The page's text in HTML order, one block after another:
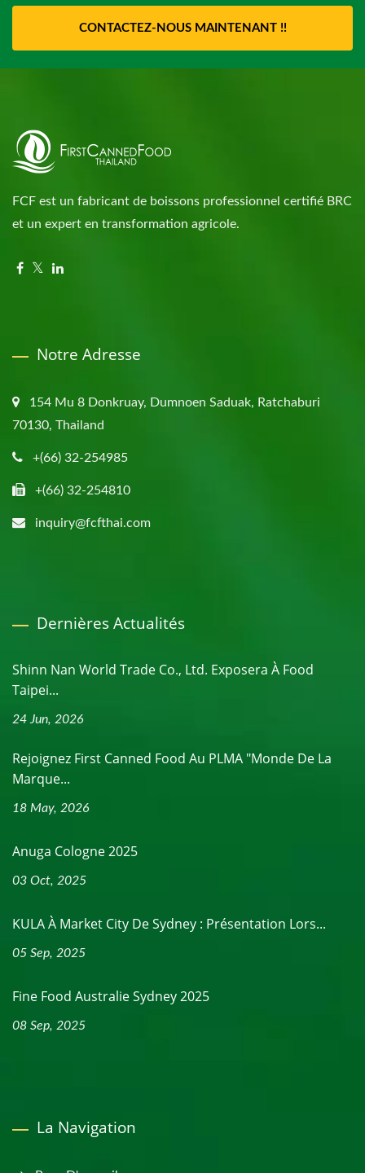
CONTACTEZ-NOUS MAINTENANT !!
FCF est un fabricant de boissons professionnel certifié BRC
et un expert en transformation agricole.
Notre Adresse
154 Mu 8 Donkruay, Dumnoen Saduak, Ratchaburi
70130, Thailand
+(66) 32-254985
+(66) 32-254810
inquiry@fcfthai.com
Dernières Actualités
Shinn Nan World Trade Co., Ltd. Exposera À Food
Taipei...
24 Jun, 2026
Rejoignez First Canned Food Au PLMA "Monde De La
Marque...
18 May, 2026
Anuga Cologne 2025
03 Oct, 2025
KULA À Market City De Sydney : Présentation Lors...
05 Sep, 2025
Fine Food Australie Sydney 2025
08 Sep, 2025
La Navigation